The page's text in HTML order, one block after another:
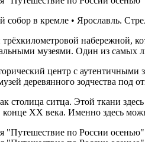
собор в кремле • Ярославль.
трёхкилометровой набережной,
музеями. Один из
центр с аутентичными
деревянного зодчества под
столица ситца. Этой ткани
XX века. Именно здесь